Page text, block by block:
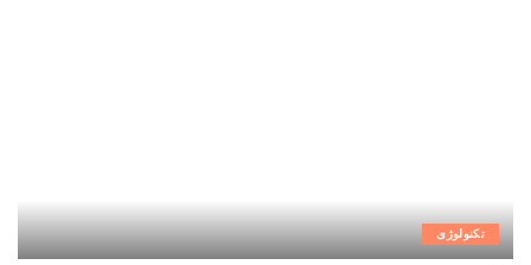
تکنولوژی